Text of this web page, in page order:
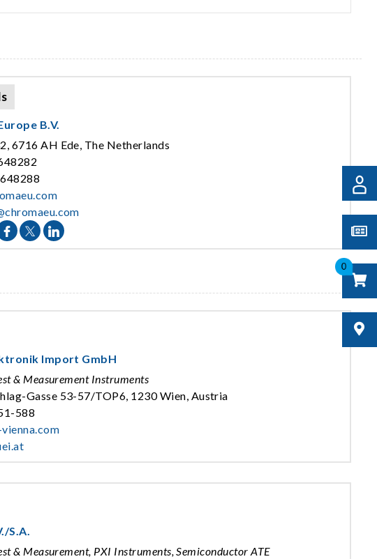
0
B.V.
6716 AH Ede, The Netherlands
Import GmbH
& Measurement Instruments
Gasse 53-57/TOP6, 1230 Wien, Austria
588
S.A.
& Measurement, PXI Instruments, Semiconductor ATE